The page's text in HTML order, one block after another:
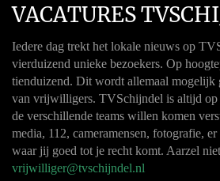
VACATURES
Iedere dag trekt het lokale nieuws op
vierduizend unieke bezoekers. Op
tienduizend. Dit wordt allemaal mogelijk
van vrijwilligers. TVSchijndel is altijd op
de verschillende teams willen komen
media, 112, cameramensen, fotografie,
waar jij goed tot je recht komt. Aarzel
vrijwilliger@tvschijndel.nl